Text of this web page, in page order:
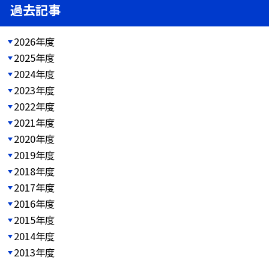
過去記事
2026年度
2025年度
2024年度
2023年度
2022年度
2021年度
2020年度
2019年度
2018年度
2017年度
2016年度
2015年度
2014年度
2013年度